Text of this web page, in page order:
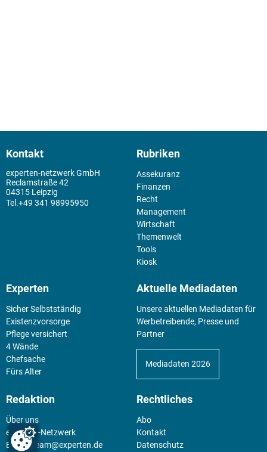
Kontakt
experten-netzwerk GmbH
Reclamstraße 42
04315 Leipzig
+49 341 98995950
Rubriken
Assekuranz
Finanzen
Recht
Management
Wirtschaft
Themenwelt
Tools
Kiosk
Experten
Sicher Selbstständig
Existenz­vorsorge
Pflege versichert
4 Wände
Chefsache
Fürs Alter
Aktuelle Mediadaten
Unsere aktuellen Mediadaten für
Werbetreibende, Presse und
Partner
Mediadaten 2026
Redaktion
Über uns
experten-Netzwerk
E-Mail:
team@experten.de
Rechtliches
Abo
Kontakt
Datenschutz